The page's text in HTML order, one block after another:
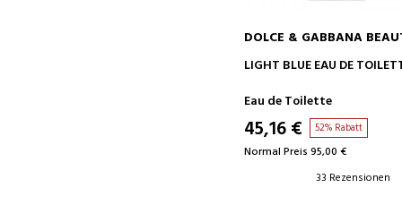
IN DEN WARENKORB
DOLCE & GABBANA
LIGHT BLUE EAU DE
Eau de Toilette
45,16 € 52% Rabatt
Normal Preis 95,00 €
33 Rezensionen